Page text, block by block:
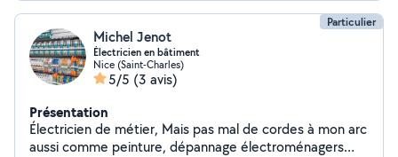
diagnostic ! A bientôt
Particulier
Michel Jenot
Électricien en bâtiment
Nice (Saint-Charles)
5/5 (3 avis)
Présentation
Électricien de métier, Mais pas mal de cordes à mon arc
aussi comme peinture, dépannage électroménagers